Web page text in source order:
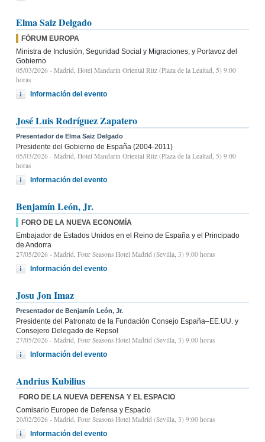
Elma Saiz Delgado
FÓRUM EUROPA
Ministra de Inclusión, Seguridad Social y Migraciones, y Portavoz del
Gobierno
05/03/2026 - Madrid, Hotel Mandarin Oriental Ritz (Plaza de la Lealtad, 5) 9:00
horas
Información del evento
José Luis Rodríguez Zapatero
Presentador de Elma Saiz Delgado
Presidente del Gobierno de España (2004-2011)
05/03/2026 - Madrid, Hotel Mandarin Oriental Ritz (Plaza de la Lealtad, 5) 9:00
horas
Información del evento
Benjamín León, Jr.
FORO DE LA NUEVA ECONOMÍA
Embajador de Estados Unidos en el Reino de España y el Principado
de Andorra
27/05/2026 - Madrid, Four Seasons Hotel Madrid (Sevilla, 3) 9.00 horas
Información del evento
Josu Jon Imaz
Presentador de Benjamín León, Jr.
Presidente del Patronato de la Fundación Consejo España–EE.UU. y
Consejero Delegado de Repsol
27/05/2026 - Madrid, Four Seasons Hotel Madrid (Sevilla, 3) 9.00 horas
Información del evento
Andrius Kubilius
FORO DE LA NUEVA DEFENSA Y EL ESPACIO
Comisario Europeo de Defensa y Espacio
20/02/2026 - Madrid, Four Seasons Hotel Madrid (Sevilla, 3) 9:00 horas
Información del evento